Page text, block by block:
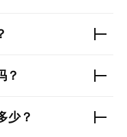
？
少？